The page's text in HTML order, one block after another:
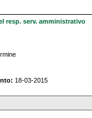
resp. serv. amministrativo
18-03-2015